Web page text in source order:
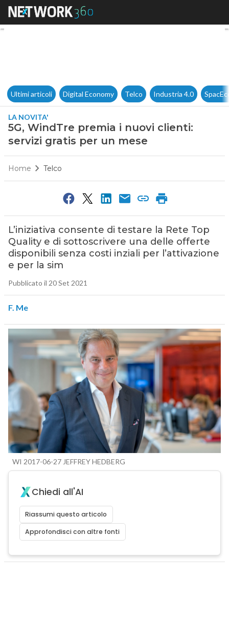
5G, WindTre premia i nuovi
Ultimi articoli Digital Economy Telco Industria 4.0
LA NOVITA'
5G, WindTre premia i nuovi clienti:
servizi gratis per un mese
Home Telco
L’iniziativa consente di testare la Rete Top
Quality e di sottoscrivere una delle offerte
disponibili senza costi inziali per l’attivazione
e per la sim
Pubblicato il 20 Set 2021
F. Me
WI 2017-06-27 JEFFREY HEDBERG
Chiedi all'AI
Riassumi questo articolo
Approfondisci con altre fonti